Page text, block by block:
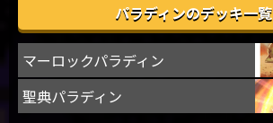
パラディンのデッキ一覧
マーロックパラディン
聖典パラディン